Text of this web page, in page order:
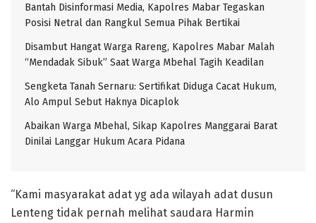
Bantah Disinformasi Media, Kapolres Mabar Tegaskan
Posisi Netral dan Rangkul Semua Pihak Bertikai
Disambut Hangat Warga Rareng, Kapolres Mabar Malah
“Mendadak Sibuk” Saat Warga Mbehal Tagih Keadilan
Sengketa Tanah Sernaru: Sertifikat Diduga Cacat Hukum,
Alo Ampul Sebut Haknya Dicaplok
Abaikan Warga Mbehal, Sikap Kapolres Manggarai Barat
Dinilai Langgar Hukum Acara Pidana
“Kami masyarakat adat yg ada wilayah adat dusun
Lenteng tidak pernah melihat saudara Harmin